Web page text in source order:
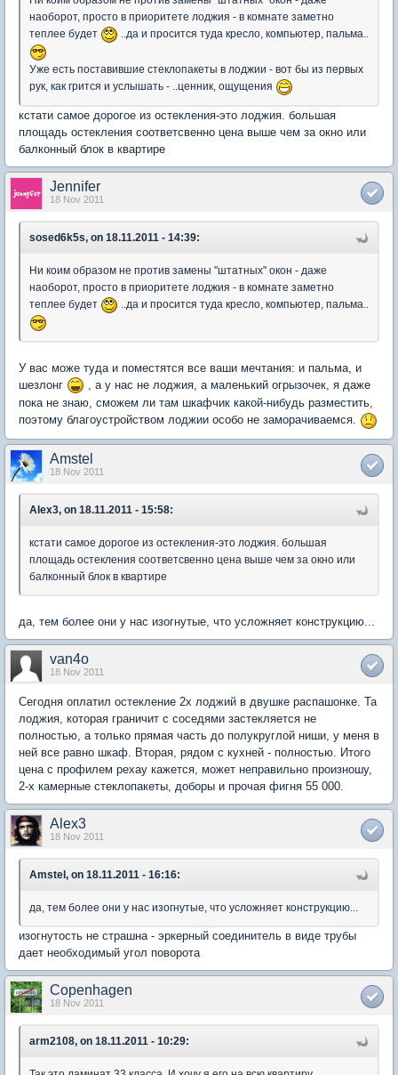
наоборот, просто в приоритете лоджия - в комнате заметно
теплее будет
..да и просится туда кресло, компьютер, пальма..
Уже есть поставившие стеклопакеты в лоджии - вот бы из первых
рук, как грится и услышать - ..ценник, ощущения
кстати самое дорогое из остекления-это лоджия. большая
площадь остекления соответсвенно цена выше чем за окно или
балконный блок в квартире
Jennifer
18 Nov 2011
sosed6k5s, on 18.11.2011 - 14:39:
Ни коим образом не против замены "штатных" окон - даже
наоборот, просто в приоритете лоджия - в комнате заметно
теплее будет
..да и просится туда кресло, компьютер, пальма..
У вас може туда и поместятся все ваши мечтания: и пальма, и
шезлонг
, а у нас не лоджия, а маленький огрызочек, я даже
пока не знаю, сможем ли там шкафчик какой-нибудь разместить,
поэтому благоустройством лоджии особо не заморачиваемся.
Amstel
18 Nov 2011
Alex3, on 18.11.2011 - 15:58:
кстати самое дорогое из остекления-это лоджия. большая
площадь остекления соответсвенно цена выше чем за окно или
балконный блок в квартире
да, тем более они у нас изогнутые, что усложняет конструкцию...
van4o
18 Nov 2011
Сегодня оплатил остекление 2х лоджий в двушке распашонке. Та
лоджия, которая граничит с соседями застекляется не
полностью, а только прямая часть до полукруглой ниши, у меня в
ней все равно шкаф. Вторая, рядом с кухней - полностью. Итого
цена с профилем рехау кажется, может неправильно произношу,
2-х камерные стеклопакеты, доборы и прочая фигня 55 000.
Alex3
18 Nov 2011
Amstel, on 18.11.2011 - 16:16:
да, тем более они у нас изогнутые, что усложняет конструкцию...
изогнутость не страшна - эркерный соединитель в виде трубы
дает необходимый угол поворота
Copenhagen
18 Nov 2011
arm2108, on 18.11.2011 - 10:29: